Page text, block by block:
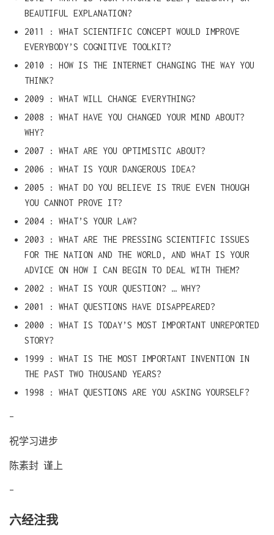
BEAUTIFUL EXPLANATION?
2011 : WHAT SCIENTIFIC CONCEPT WOULD IMPROVE
EVERYBODY’S COGNITIVE TOOLKIT?
2010 : HOW IS THE INTERNET CHANGING THE WAY YOU
THINK?
2009 : WHAT WILL CHANGE EVERYTHING?
2008 : WHAT HAVE YOU CHANGED YOUR MIND ABOUT?
WHY?
2007 : WHAT ARE YOU OPTIMISTIC ABOUT?
2006 : WHAT IS YOUR DANGEROUS IDEA?
2005 : WHAT DO YOU BELIEVE IS TRUE EVEN THOUGH
YOU CANNOT PROVE IT?
2004 : WHAT’S YOUR LAW?
2003 : WHAT ARE THE PRESSING SCIENTIFIC ISSUES
FOR THE NATION AND THE WORLD, AND WHAT IS YOUR
ADVICE ON HOW I CAN BEGIN TO DEAL WITH THEM?
2002 : WHAT IS YOUR QUESTION? … WHY?
2001 : WHAT QUESTIONS HAVE DISAPPEARED?
2000 : WHAT IS TODAY’S MOST IMPORTANT UNREPORTED
STORY?
1999 : WHAT IS THE MOST IMPORTANT INVENTION IN
THE PAST TWO THOUSAND YEARS?
1998 : WHAT QUESTIONS ARE YOU ASKING YOURSELF?
–
祝学习进步
陈素封 谨上
–
六经注我